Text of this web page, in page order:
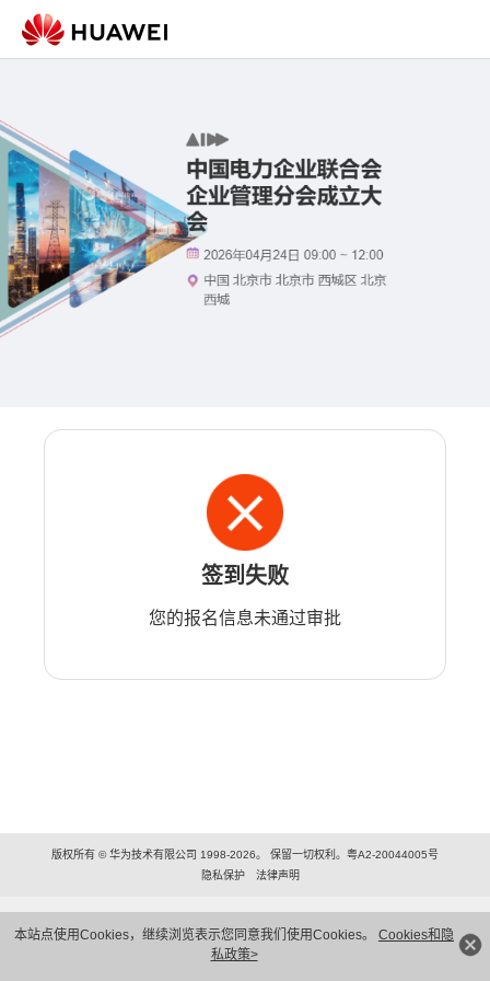
本站点使用Cookies，继续浏览表示您同意我们使用Cookies。 Cookies和隐
私政策>
签到失败
您的报名信息未通过审批
版权所有 © 华为技术有限公司 1998-2026。 保留一切权利。粤A2-20044005号
隐私保护
法律声明